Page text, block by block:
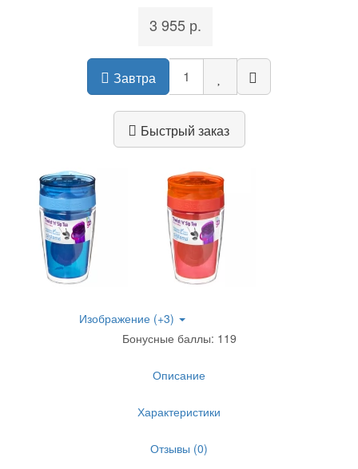
3 955 р.
Завтра
Быстрый заказ
Изображение (+3)
Бонусные баллы: 119
Описание
Характеристики
Отзывы (0)